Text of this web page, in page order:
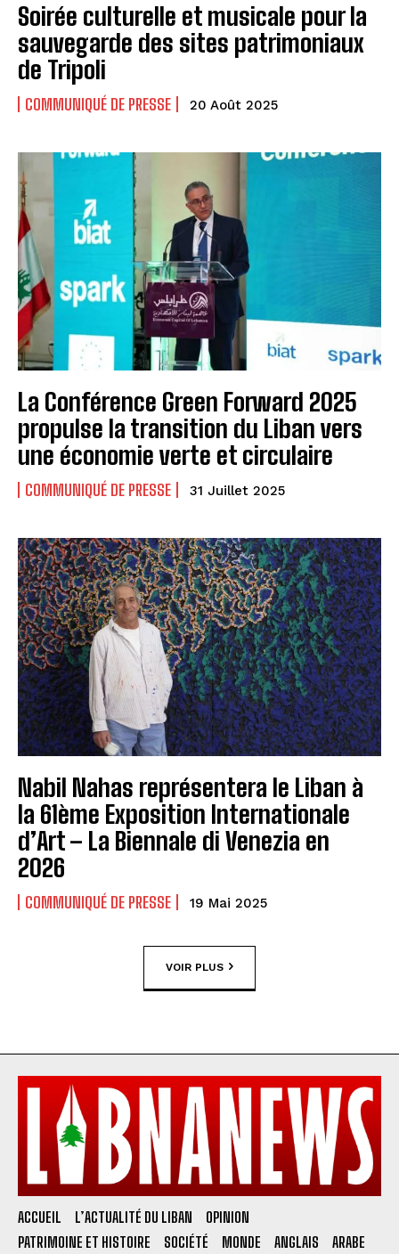
Soirée culturelle et musicale pour la
sauvegarde des sites patrimoniaux
de Tripoli
COMMUNIQUÉ DE PRESSE 20 Août 2025
La Conférence Green Forward 2025
propulse la transition du Liban vers
une économie verte et circulaire
COMMUNIQUÉ DE PRESSE 31 Juillet 2025
Nabil Nahas représentera le Liban à
la 61ème Exposition Internationale
d’Art – La Biennale di Venezia en
2026
COMMUNIQUÉ DE PRESSE 19 Mai 2025
VOIR PLUS
ACCUEIL L’ACTUALITÉ DU LIBAN
OPINION
PATRIMOINE ET HISTOIRE
SOCIÉTÉ MONDE ANGLAIS ARABE